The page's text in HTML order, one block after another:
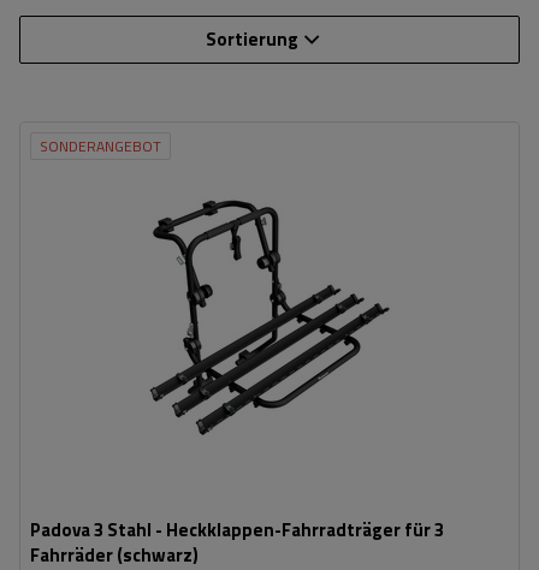
Sortierung
SONDERANGEBOT
Padova 3 Stahl - Heckklappen-Fahrradträger für 3
Fahrräder (schwarz)
universelles Montagesystem
kompatibel mit allen Karosseriearten